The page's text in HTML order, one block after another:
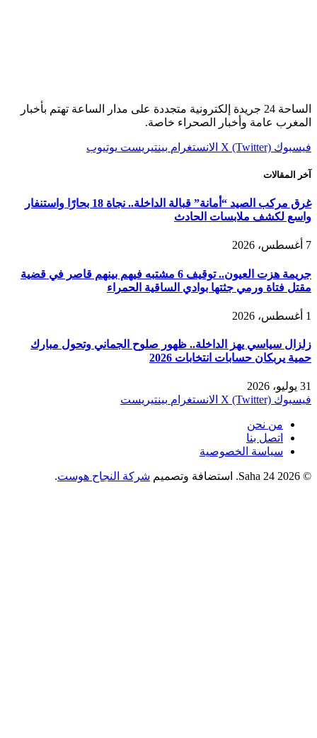
الساحة 24 جريدة إلكترونية متجددة على مدار الساعة تهتم بأخبار
المغرب عامة وأخبار الصحراء خاصة.
فيسبوك X (Twitter) الانستغرام بينتيريست يوتيوب
آخر المقالات
غرق مركب الصيد “أمانة” قبالة الداخلة.. نجاة 18 بحارًا واستنفار
واسع لكشف ملابسات الحادث
7 أغسطس، 2026
جريمة هزت العيون.. توقيف 6 مشتبه فيهم بينهم قاصر في قضية
مقتل فتاة ورمي جثتها بوادي الساقية الحمراء
1 أغسطس، 2026
زلزال سياسي يهز الداخلة.. ظهور صلوح الجماني وتحول مبارك
حمية يربكان حسابات انتخابات 2026
31 يوليو، 2026
فيسبوك X (Twitter) الانستغرام بينتيريست
من نحن
اتصل بنا
سياسة الخصوصية
© 2026 Saha 24. استضافة وتصميم شركة النجاح هوست.